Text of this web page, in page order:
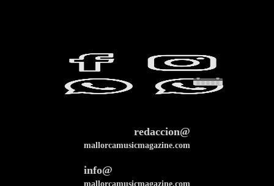
redaccion@
mallorcamusicmagazine.com
info@
mallorcamusicmagazine.com